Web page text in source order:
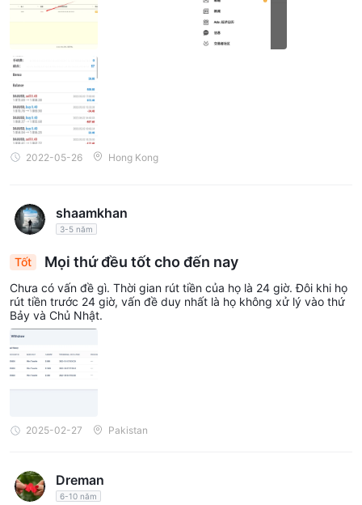
2022-05-26 Hong Kong
shaamkhan
3-5 năm
Tốt Mọi thứ đều tốt cho đến nay
Chưa có vấn đề gì. Thời gian rút tiền của họ là 24 giờ. Đôi khi họ
rút tiền trước 24 giờ, vấn đề duy nhất là họ không xử lý vào thứ
Bảy và Chủ Nhật.
2025-02-27 Pakistan
Dreman
6-10 năm